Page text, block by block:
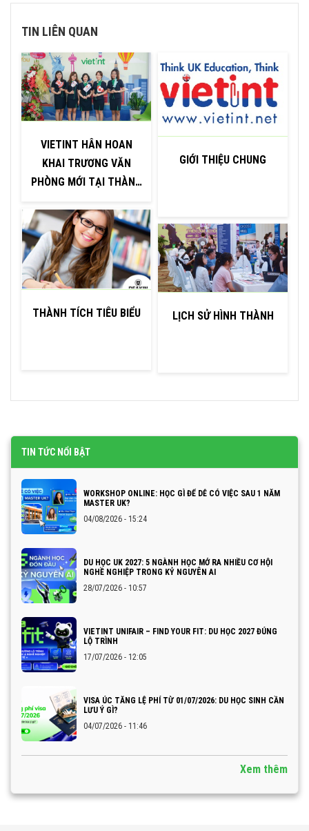
TIN LIÊN QUAN
VIETINT HÂN HOAN
KHAI TRƯƠNG VĂN
PHÒNG MỚI TẠI THÀNH
THÀNH TÍCH TIÊU BIỂU
GIỚI THIỆU CHUNG
LỊCH SỬ HÌNH THÀNH
TIN TỨC NỔI BẬT
WORKSHOP ONLINE: HỌC GÌ ĐỂ DỄ CÓ VIỆC SAU 1 NĂM
MASTER UK?
04/08/2026 - 15:24
DU HỌC UK 2027: 5 NGÀNH HỌC MỞ RA NHIỀU CƠ HỘI
NGHỀ NGHIỆP TRONG KỶ NGUYÊN AI
28/07/2026 - 10:57
VIETINT UNIFAIR – FIND YOUR FIT: DU HỌC 2027 ĐÚNG
LỘ TRÌNH
17/07/2026 - 12:05
VISA ÚC TĂNG LỆ PHÍ TỪ 01/07/2026: DU HỌC SINH CẦN
LƯU Ý GÌ?
04/07/2026 - 11:46
Xem thêm